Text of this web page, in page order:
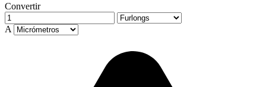
Convertir
A